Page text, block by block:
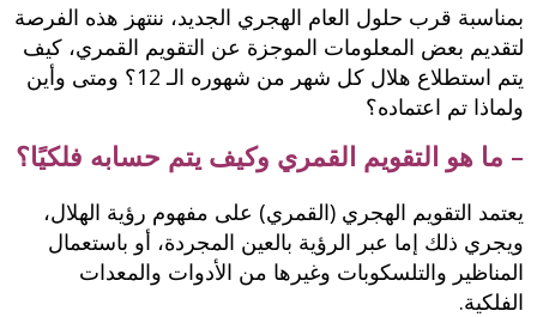
بمناسبة قرب حلول العام الهجري الجديد، ننتهز هذه الفرصة
لتقديم بعض المعلومات الموجزة عن التقويم القمري، كيف
يتم استطلاع هلال كل شهر من شهوره الـ 12؟ ومتى وأين
ولماذا تم اعتماده؟
– ما هو التقويم القمري وكيف يتم حسابه فلكيًا؟
يعتمد التقويم الهجري (القمري) على مفهوم رؤية الهلال،
ويجري ذلك إما عبر الرؤية بالعين المجردة، أو باستعمال
المناظير والتلسكوبات وغيرها من الأدوات والمعدات
الفلكية.